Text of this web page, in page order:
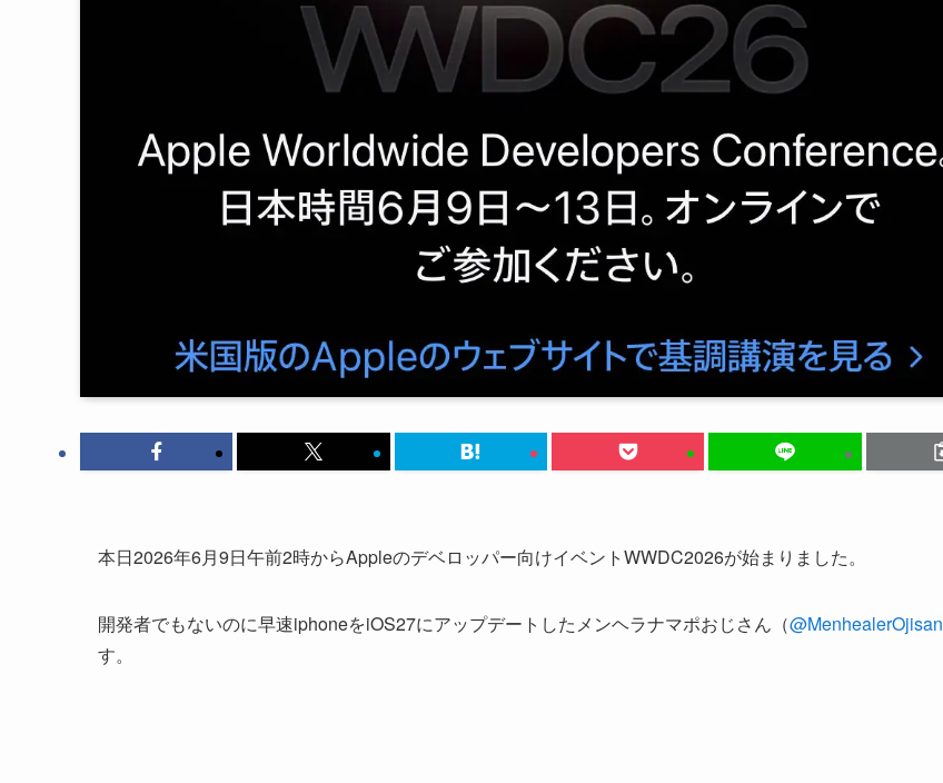
本日2026年6月9日午前2時からAppleのデベロッパー向けイベントWWDC2026が始まりました。
開発者でもないのに早速iphoneをiOS27にアップデートしたメンヘラナマポおじさん（@MenhealerOjisan
す。